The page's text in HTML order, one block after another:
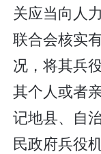
关应当向人
联合会核实
况，将其兵
其个人或者
记地县、自
民政府兵役